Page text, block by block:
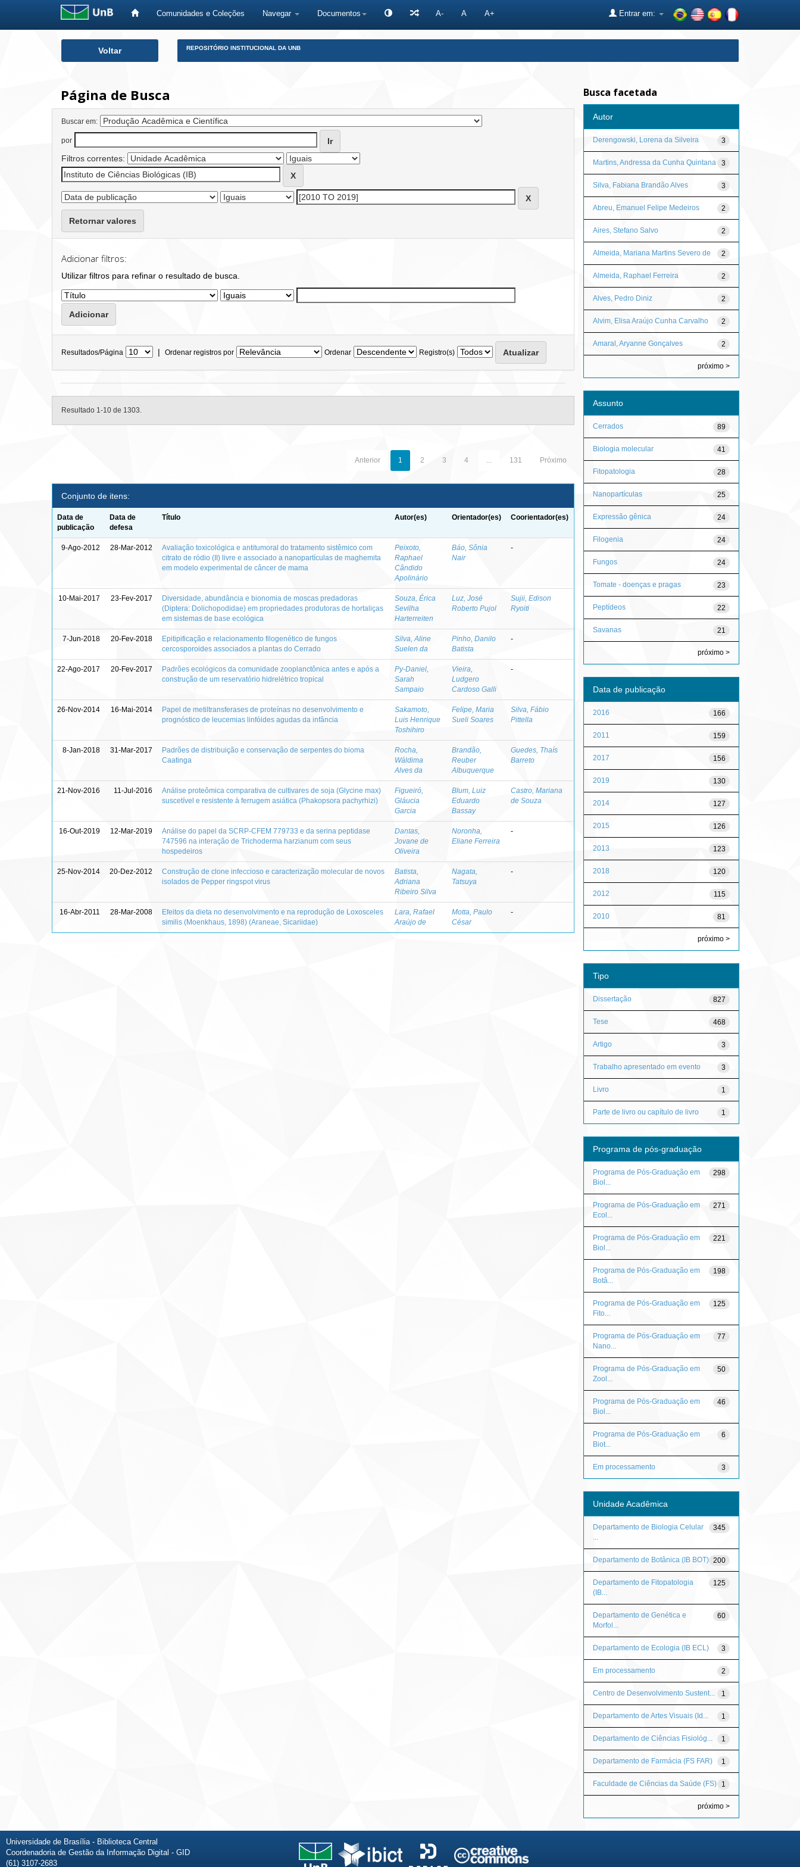
Comunidades e Coleções Navegar Documentos A- A A+ Entrar em:
Voltar REPOSITÓRIO INSTITUCIONAL DA UNB
Página de Busca
Buscar em:
por
Filtros correntes:
Retornar valores
Adicionar filtros:
Utilizar filtros para refinar o resultado de busca.
Resultados/Página | Ordenar registros por Ordenar Registro(s)
Resultado 1-10 de 1303.
Anterior 1 2 3 4 ... 131 Próximo
Conjunto de itens:
Data de
publicação
Data de
defesa
Título Autor(es) Orientador(es) Coorientador(es)
9-Ago-2012 28-Mar-2012
Avaliação toxicológica e antitumoral do tratamento sistêmico com
citrato de ródio (II) livre e associado a nanopartículas de maghemita
em modelo experimental de câncer de mama
Peixoto,
Raphael
Cândido
Apolinário
Báo, Sônia
Nair
-
10-Mai-2017 23-Fev-2017
Diversidade, abundância e bionomia de moscas predadoras
(Diptera: Dolichopodidae) em propriedades produtoras de hortaliças
em sistemas de base ecológica
Souza, Érica
Sevilha
Harterreiten
Luz, José
Roberto Pujol
Sujii, Edison
Ryoiti
7-Jun-2018 20-Fev-2018
Epitipificação e relacionamento filogenético de fungos
cercosporoides associados a plantas do Cerrado
Silva, Aline
Suelen da
Pinho, Danilo
Batista
-
22-Ago-2017 20-Fev-2017
Padrões ecológicos da comunidade zooplanctônica antes e após a
construção de um reservatório hidrelétrico tropical
Py-Daniel,
Sarah
Sampaio
Vieira,
Ludgero
Cardoso Galli
-
26-Nov-2014 16-Mai-2014
Papel de metiltransferases de proteínas no desenvolvimento e
prognóstico de leucemias linfóides agudas da infância
Sakamoto,
Luis Henrique
Toshihiro
Felipe, Maria
Sueli Soares
Silva, Fábio
Pittella
8-Jan-2018 31-Mar-2017
Padrões de distribuição e conservação de serpentes do bioma
Caatinga
Rocha,
Wáldima
Alves da
Brandão,
Reuber
Albuquerque
Guedes, Thaís
Barreto
21-Nov-2016 11-Jul-2016
Análise proteômica comparativa de cultivares de soja (Glycine max)
suscetível e resistente à ferrugem asiática (Phakopsora pachyrhizi)
Figueiró,
Gláucia
Garcia
Blum, Luiz
Eduardo
Bassay
Castro, Mariana
de Souza
16-Out-2019 12-Mar-2019
Análise do papel da SCRP-CFEM 779733 e da serina peptidase
747596 na interação de Trichoderma harzianum com seus
hospedeiros
Dantas,
Jovane de
Oliveira
Noronha,
Eliane Ferreira
-
25-Nov-2014 20-Dez-2012
Construção de clone infeccioso e caracterização molecular de novos
isolados de Pepper ringspot virus
Batista,
Adriana
Ribeiro Silva
Nagata,
Tatsuya
-
16-Abr-2011 28-Mar-2008
Efeitos da dieta no desenvolvimento e na reprodução de Loxosceles
similis (Moenkhaus, 1898) (Araneae, Sicariidae)
Lara, Rafael
Araújo de
Motta, Paulo
César
-
Busca facetada
Autor
3
Derengowski, Lorena da Silveira
3
Martins, Andressa da Cunha Quintana
3
Silva, Fabiana Brandão Alves
2
Abreu, Emanuel Felipe Medeiros
2
Aires, Stefano Salvo
2
Almeida, Mariana Martins Severo de
2
Almeida, Raphael Ferreira
2
Alves, Pedro Diniz
2
Alvim, Elisa Araújo Cunha Carvalho
2
Amaral, Aryanne Gonçalves
próximo >
Assunto
89
Cerrados
41
Biologia molecular
28
Fitopatologia
25
Nanopartículas
24
Expressão gênica
24
Filogenia
24
Fungos
23
Tomate - doenças e pragas
22
Peptídeos
21
Savanas
próximo >
Data de publicação
166
2016
159
2011
156
2017
130
2019
127
2014
126
2015
123
2013
120
2018
115
2012
81
2010
próximo >
Tipo
827
Dissertação
468
Tese
3
Artigo
3
Trabalho apresentado em evento
1
Livro
1
Parte de livro ou capítulo de livro
Programa de pós-graduação
298
Programa de Pós-Graduação em
Biol...
271
Programa de Pós-Graduação em
Ecol...
221
Programa de Pós-Graduação em
Biol...
198
Programa de Pós-Graduação em
Botâ...
125
Programa de Pós-Graduação em
Fito...
77
Programa de Pós-Graduação em
Nano...
50
Programa de Pós-Graduação em
Zool...
46
Programa de Pós-Graduação em
Biol...
6
Programa de Pós-Graduação em
Biot...
3
Em processamento
Unidade Acadêmica
345
Departamento de Biologia Celular
200
Departamento de Botânica (IB BOT)
125
Departamento de Fitopatologia
(IB...
60
Departamento de Genética e
Morfol...
3
Departamento de Ecologia (IB ECL)
2
Em processamento
1
Centro de Desenvolvimento Sustent...
1
Departamento de Artes Visuais (Id...
1
Departamento de Ciências Fisiológ...
1
Departamento de Farmácia (FS FAR)
1
Faculdade de Ciências da Saúde (FS)
próximo >
Universidade de Brasília - Biblioteca Central
Coordenadoria de Gestão da Informação Digital - GID
(61) 3107-2683